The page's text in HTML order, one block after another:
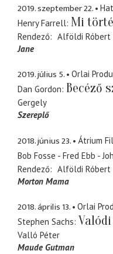
2019. szeptember 22.
Henry Farrell Mi
Rendező
Alföldi Róbert
Jane
2019. július 5.
Orlai
Dan Gordon Becéző
Gergely
Szereplő
2018. június 23.
Átrium
Bob Fosse - Fred Ebb -
Rendező
Alföldi Róbert
Morton Mama
2018. április 13.
Orlai
Stephen Sachs
Valló Péter
Maude Gutman